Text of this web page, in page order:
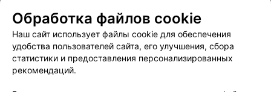
О проекте
Обработка файлов cookie
Наш сайт использует файлы cookie для обеспечения
удобства пользователей сайта, его улучшения, сбора
статистики и предоставления персонализированных
рекомендаций.